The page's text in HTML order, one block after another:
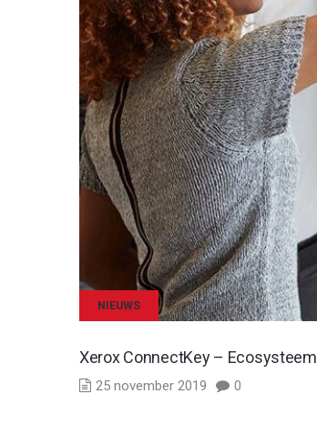
NIEUWS
Xerox ConnectKey – Ecosysteem
25 november 2019 0